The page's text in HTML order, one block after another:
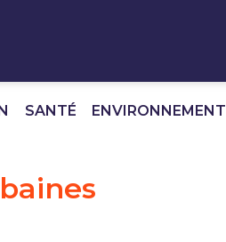
SANTÉ ENVIRONNEMENT